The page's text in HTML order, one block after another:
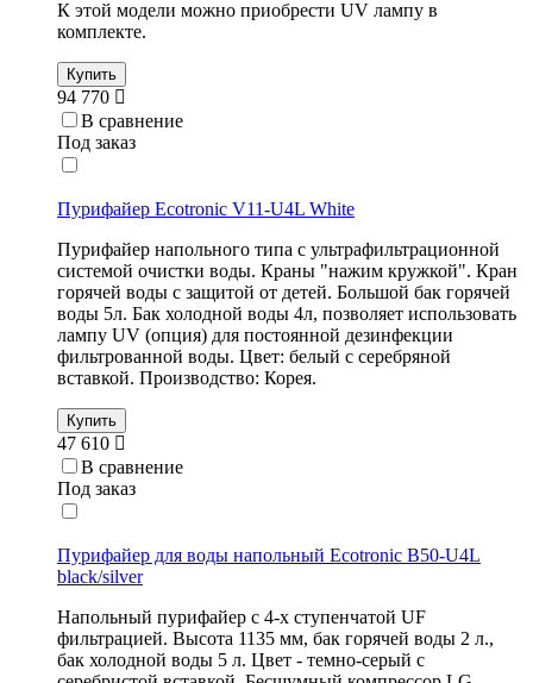
К этой модели можно приобрести UV лампу в
комплекте.
Купить
94 770
В сравнение
Под заказ
Пурифайер Ecotronic V11-U4L White
Пурифайер напольного типа с ультрафильтрационной
системой очистки воды. Краны "нажим кружкой". Кран
горячей воды с защитой от детей. Большой бак горячей
воды 5л. Бак холодной воды 4л, позволяет использовать
лампу UV (опция) для постоянной дезинфекции
фильтрованной воды. Цвет: белый с серебряной
вставкой. Производство: Корея.
Купить
47 610
В сравнение
Под заказ
Пурифайер для воды напольный Ecotronic B50-U4L
black/silver
Напольный пурифайер с 4-х ступенчатой UF
фильтрацией. Высота 1135 мм, бак горячей воды 2 л.,
бак холодной воды 5 л. Цвет - темно-серый с